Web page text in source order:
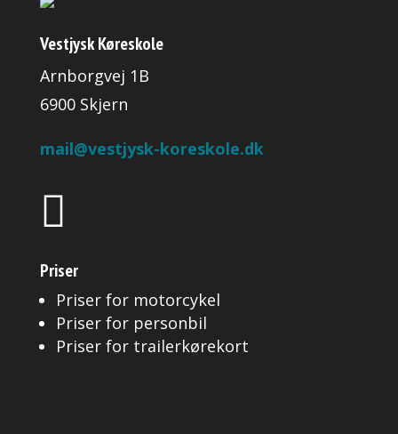
Vestjysk Køreskole
Arnborgvej 1B
6900 Skjern
mail@vestjysk-koreskole.dk

Priser
Priser for motorcykel
Priser for personbil
Priser for trailerkørekort